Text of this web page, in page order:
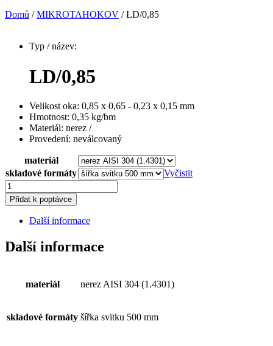
Domů /MIKROTAHOKOV / LD/0,85
Typ / název:
LD/0,85
Velikost oka: 0,85 x 0,65 - 0,23 x 0,15 mm
Hmotnost: 0,35 kg/bm
Materiál: nerez /
Provedení: neválcovaný
materiál
skladové formáty
Vyčistit
LD/0,85
množství
Přidat k poptávce
Další informace
Další informace
materiál nerez AISI 304 (1.4301)
skladové formáty šířka svitku 500 mm